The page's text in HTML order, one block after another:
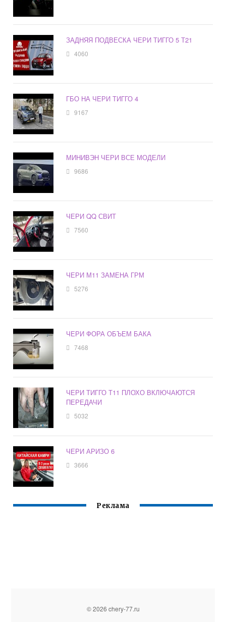
ЗАДНЯЯ ПОДВЕСКА ЧЕРИ ТИГГО 5 Т21
4060
ГБО НА ЧЕРИ ТИГГО 4
9167
МИНИВЭН ЧЕРИ ВСЕ МОДЕЛИ
9686
ЧЕРИ QQ СВИТ
7560
ЧЕРИ М11 ЗАМЕНА ГРМ
5276
ЧЕРИ ФОРА ОБЪЕМ БАКА
7468
ЧЕРИ ТИГГО Т11 ПЛОХО ВКЛЮЧАЮТСЯ
ПЕРЕДАЧИ
5032
ЧЕРИ АРИЗО 6
3666
Реклама
© 2026 chery-77.ru